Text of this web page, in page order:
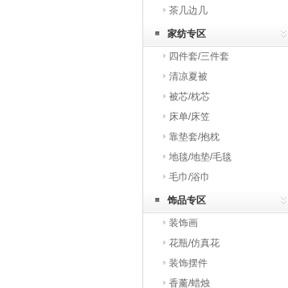
茶几边几
家纺专区
四件套/三件套
清凉夏被
被芯/枕芯
床单/床笠
靠垫套/抱枕
地毯/地垫/毛毯
毛巾/浴巾
饰品专区
装饰画
花瓶/仿真花
装饰摆件
香薰/蜡烛